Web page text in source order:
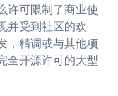
许可限制了商业使
并受到社区的欢
，精调或与其他项
全开源许可的大型